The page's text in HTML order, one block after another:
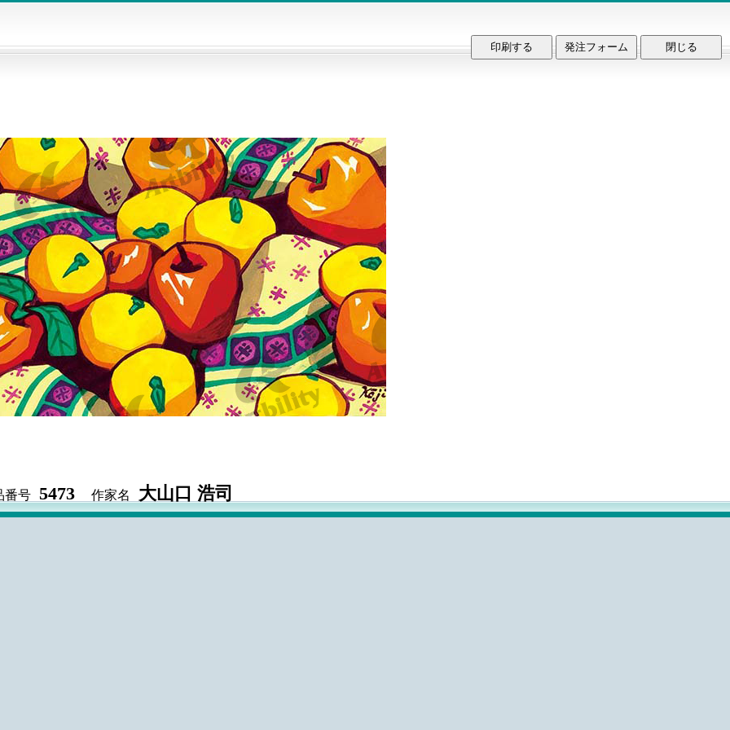
番号 5473 作家名 大山口 浩司